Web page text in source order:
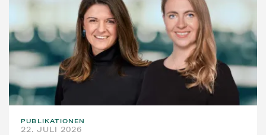
PUBLIKATIONEN
22. JULI 2026